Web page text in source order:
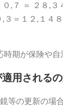
,７ ＝ ２８,３
＝１２,１４
時期が保険や
用されるの
鏡等の更新の